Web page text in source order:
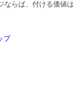
ならば、付ける価値は
プ